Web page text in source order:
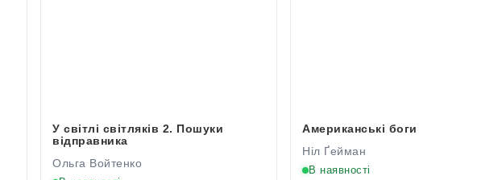
У світлі світляків 2. Пошуки
відправника
Ольга Войтенко
Американські боги
Ніл Ґейман
В наявності